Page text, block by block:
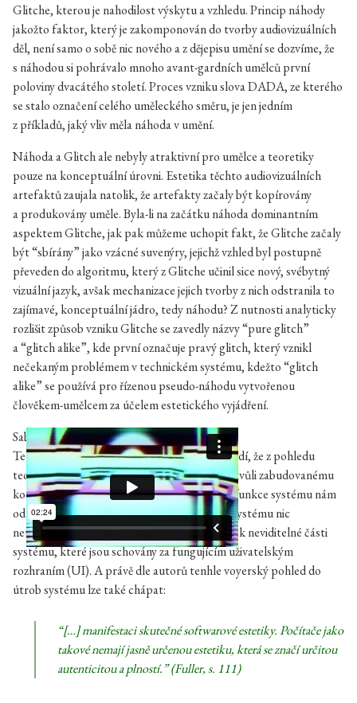
Glitche, kterou je nahodilost výskytu a vzhledu. Princip náhody
jakožto faktor, který je zakomponován do tvorby audiovizuálních
děl, není samo o sobě nic nového a z dějepisu umění se dozvíme, že
s náhodou si pohrávalo mnoho avant-gardních umělců první
poloviny dvacátého století. Proces vzniku slova DADA, ze kterého
se stalo označení celého uměleckého směru, je jen jedním
z příkladů, jaký vliv měla náhoda v umění.
Náhoda a Glitch ale nebyly atraktivní pro umělce a teoretiky
pouze na konceptuální úrovni. Estetika těchto audiovizuálních
artefaktů zaujala natolik, že artefakty začaly být kopírovány
a produkovány uměle. Byla-li na začátku náhoda dominantním
aspektem Glitche, jak pak můžeme uchopit fakt, že Glitche začaly
být “sbírány” jako vzácné suvenýry, jejichž vzhled byl postupně
převeden do algoritmu, který z Glitche učinil sice nový, svébytný
vizuální jazyk, avšak mechanizace jejich tvorby z nich odstranila to
zajímavé, konceptuální jádro, tedy náhodu? Z nutnosti analyticky
rozlišit způsob vzniku Glitche se zavedly názvy “pure glitch”
a “glitch alike”, kde první označuje pravý glitch, který vznikl
nečekaným problémem v technickém systému, kdežto “glitch
alike” se používá pro řízenou pseudo-náhodu vytvořenou
člověkem-umělcem za účelem estetického vyjádření.
Sabrina Ratté — AURAE
Teoretici Olga Goriunová a Alexei Shulgin tvrdí, že z pohledu
teorie je Glitch jako fenomén zajímavý nejen kvůli zabudovanému
konceptu náhody, ale také kvůli tomu, že ne-funkce systému nám
odkrývá něco důležitého; konkrétně glitch v systému nic
netušícímu uživateli-divákovi zpřístupňuje jinak neviditelné části
systému, které jsou schovány za fungujícím uživatelským
rozhraním (UI). A právě dle autorů tenhle voyerský pohled do
útrob systému lze také chápat:
“[…] manifestaci skutečné softwarové estetiky. Počítače jako
takové nemají jasně určenou estetiku, která se značí určitou
autenticitou a plností.” (Fuller, s. 111)